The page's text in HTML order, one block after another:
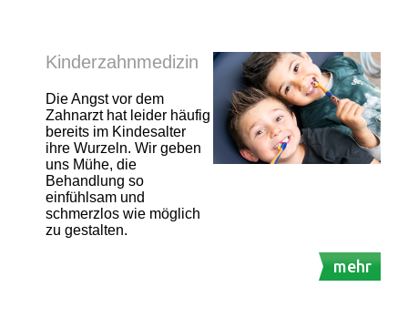
Kinderzahnmedizin
Die Angst vor dem
Zahnarzt hat leider häufig
bereits im Kindesalter
ihre Wurzeln. Wir geben
uns Mühe, die
Behandlung so
einfühlsam und
schmerzlos wie möglich
zu gestalten.
mehr